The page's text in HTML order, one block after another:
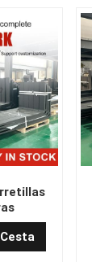
de
para
al